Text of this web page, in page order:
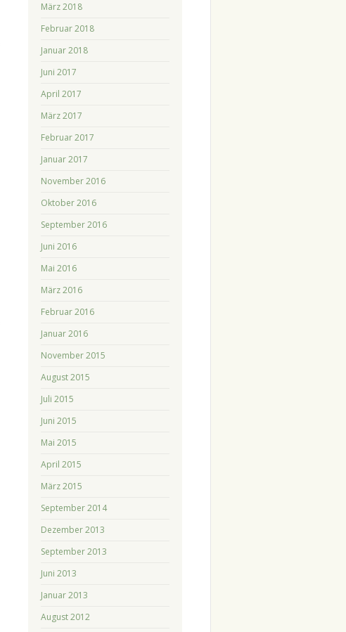
März 2018
Februar 2018
Januar 2018
Juni 2017
April 2017
März 2017
Februar 2017
Januar 2017
November 2016
Oktober 2016
September 2016
Juni 2016
Mai 2016
März 2016
Februar 2016
Januar 2016
November 2015
August 2015
Juli 2015
Juni 2015
Mai 2015
April 2015
März 2015
September 2014
Dezember 2013
September 2013
Juni 2013
Januar 2013
August 2012